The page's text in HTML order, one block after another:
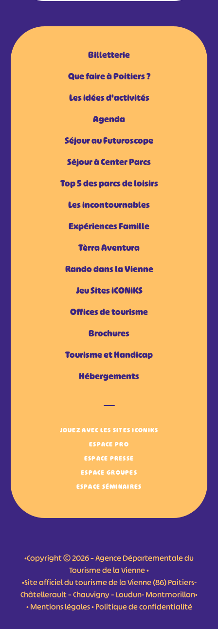
Billetterie
Que faire à Poitiers ?
Les idées d'activités
Agenda
Séjour au Futuroscope
Séjour à Center Parcs
Top 5 des parcs de loisirs
Les incontournables
Expériences Famille
Tèrra Aventura
Rando dans la Vienne
Jeu Sites iCONiKS
Offices de tourisme
Brochures
Tourisme et Handicap
Hébergements
JOUEZ AVEC LES SITES ICONIKS
ESPACE PRO
ESPACE PRESSE
ESPACE GROUPES
ESPACE SÉMINAIRES
•Copyright © 2026 – Agence Départementale du
Tourisme de la Vienne •
•Site officiel du tourisme de la Vienne (86) Poitiers-
Châtellerault – Chauvigny – Loudun- Montmorillon•
•Mentions légales•Politique de confidentialité